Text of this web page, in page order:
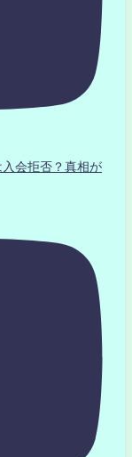
会拒否？真相が